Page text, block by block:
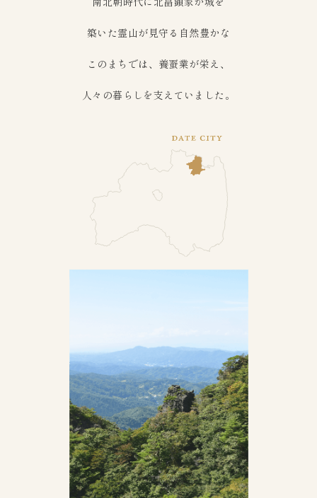
築いた霊山が見守る自然豊かな
このまちでは、養蚕業が栄え、
人々の暮らしを支えていました。